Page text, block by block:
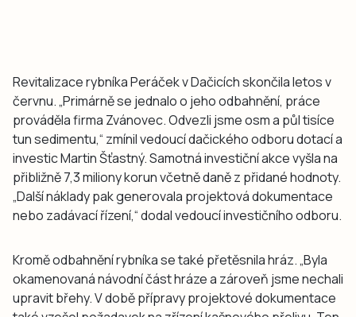
Revitalizace rybníka Peráček v Dačicích skončila letos v
červnu. „Primárně se jednalo o jeho odbahnění, práce
prováděla firma Zvánovec. Odvezli jsme osm a půl tisíce
tun sedimentu,“ zmínil vedoucí dačického odboru dotací a
investic Martin Šťastný. Samotná investiční akce vyšla na
přibližně 7,3 miliony korun včetně daně z přidané hodnoty.
„Další náklady pak generovala projektová dokumentace
nebo zadávací řízení,“ dodal vedoucí investičního odboru.
Kromě odbahnění rybníka se také přetěsnila hráz. „Byla
okamenovaná návodní část hráze a zároveň jsme nechali
upravit břehy. V době přípravy projektové dokumentace